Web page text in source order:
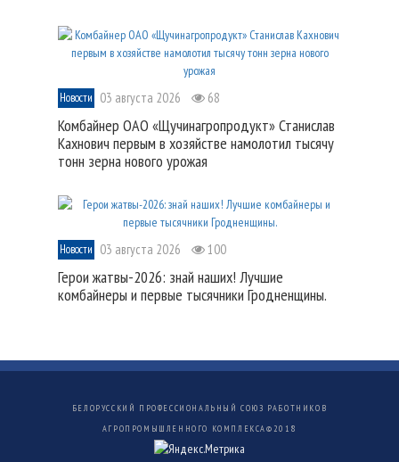
Новости 03 августа 2026 68
Комбайнер ОАО «Щучинагропродукт» Станислав
Кахнович первым в хозяйстве намолотил тысячу
тонн зерна нового урожая
Новости 03 августа 2026 100
Герои жатвы-2026: знай наших! Лучшие
комбайнеры и первые тысячники Гродненщины.
БЕЛОРУССКИЙ ПРОФЕССИОНАЛЬНЫЙ СОЮЗ РАБОТНИКОВ
АГРОПРОМЫШЛЕННОГО КОМПЛЕКСА© 2018